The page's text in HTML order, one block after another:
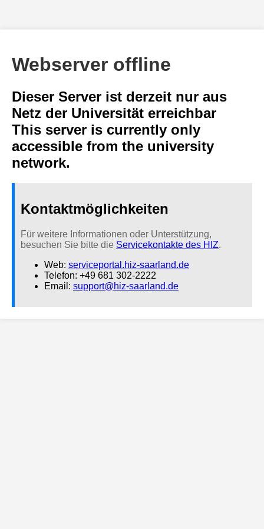
Webserver offline
Dieser Server ist derzeit nur aus
Netz der Universität erreichbar
This server is currently only
accessible from the university
network.
Kontaktmöglichkeiten
Für weitere Informationen oder Unterstützung,
besuchen Sie bitte die Servicekontakte des HIZ.
Web: serviceportal.hiz-saarland.de
Telefon: +49 681 302-2222
Email: support@hiz-saarland.de